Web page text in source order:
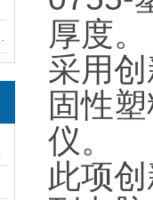
厚度。
采用
固性
仪。
此项